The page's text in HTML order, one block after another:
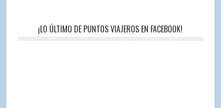
¡LO ÚLTIMO DE PUNTOS VIAJEROS EN FACEBOOK!